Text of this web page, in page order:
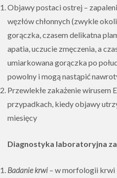
Objawy postaci ostrej –
węzłów chłonnych (zwykle
gorączka, czasem delikatna
apatia, uczucie zmęczenia, a
umiarkowana gorączka po
powolny i mogą nastąpić
Przewlekłe zakażenie wirusem
przypadkach, kiedy objawy
miesięcy
Diagnostyka laboratoryjna
Badanie krwi – w morfologii krwi